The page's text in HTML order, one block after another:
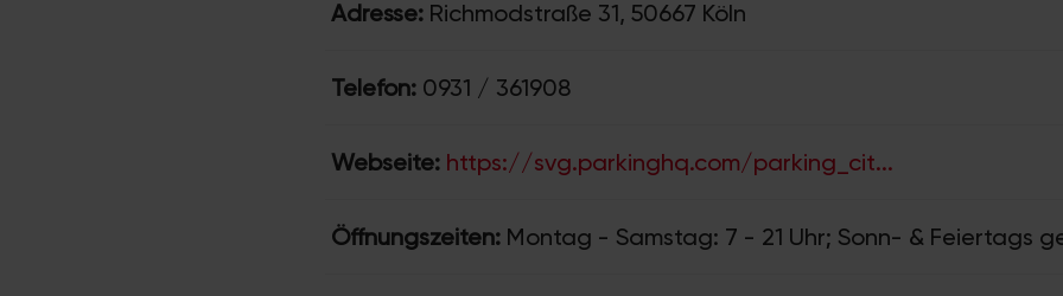
Adresse: Richmodstraße 31, 50667 Köln
Telefon: 0931 / 361908
Webseite: https://svg.parkinghq.com/parking_cit...
Öffnungszeiten: Montag - Samstag: 7 - 21 Uhr; Sonn- & Feiertags